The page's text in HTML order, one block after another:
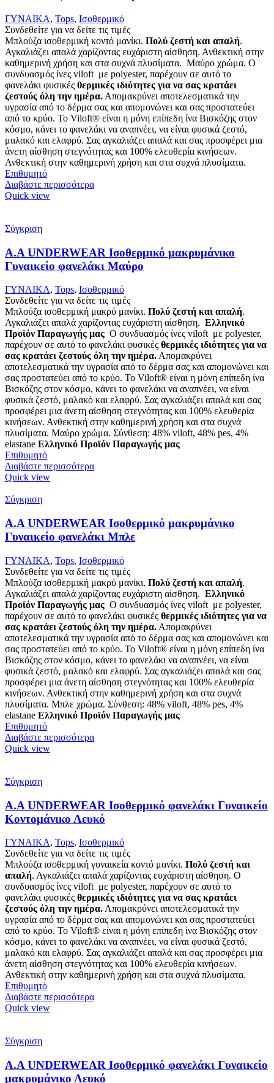
ΓΥΝΑΙΚΑ, Tops, Ισοθερμικό
Συνδεθείτε για να δείτε τις τιμές
Μπλούζα ισοθερμική κοντό μανίκι. Πολύ ζεστή και απαλή.
Αγκαλιάζει απαλά χαρίζοντας ευχάριστη αίσθηση. Ανθεκτική στην
καθημερινή χρήση και στα συχνά πλυσίματα. Μαύρο χρώμα. Ο
συνδυασμός ίνες viloft με polyester, παρέχουν σε αυτό το
φανελάκι φυσικές θερμικές ιδιότητες για να σας κρατάει
ζεστούς όλη την ημέρα. Απομακρύνει αποτελεσματικά την
υγρασία από το δέρμα σας και απομονώνει και σας προστατεύει
από το κρύο. Το Viloft® είναι η μόνη επίπεδη ίνα Βισκόζης στον
κόσμο, κάνει το φανελάκι να αναπνέει, να είναι φυσικά ζεστό,
μαλακό και ελαφρύ. Σας αγκαλιάζει απαλά και σας προσφέρει μια
άνετη αίσθηση στεγνότητας και 100% ελευθερία κινήσεων.
Ανθεκτική στην καθημερινή χρήση και στα συχνά πλυσίματα.
Επιθυμητό
Διαβάστε περισσότερα
Quick view
Σύγκριση
Α.A UNDERWEAR Ισοθερμικό μακρυμάνικο
Γυναικείο φανελάκι Μαύρο
ΓΥΝΑΙΚΑ, Tops, Ισοθερμικό
Συνδεθείτε για να δείτε τις τιμές
Μπλούζα ισοθερμική μακρύ μανίκι. Πολύ ζεστή και απαλή.
Αγκαλιάζει απαλά χαρίζοντας ευχάριστη αίσθηση. Ελληνικό
Προϊόν Παραγωγής μας Ο συνδυασμός ίνες viloft με polyester,
παρέχουν σε αυτό το φανελάκι φυσικές θερμικές ιδιότητες για να
σας κρατάει ζεστούς όλη την ημέρα. Απομακρύνει
αποτελεσματικά την υγρασία από το δέρμα σας και απομονώνει και
σας προστατεύει από το κρύο. Το Viloft® είναι η μόνη επίπεδη ίνα
Βισκόζης στον κόσμο, κάνει το φανελάκι να αναπνέει, να είναι
φυσικά ζεστό, μαλακό και ελαφρύ. Σας αγκαλιάζει απαλά και σας
προσφέρει μια άνετη αίσθηση στεγνότητας και 100% ελευθερία
κινήσεων. Ανθεκτική στην καθημερινή χρήση και στα συχνά
πλυσίματα. Μαύρο χρώμα. Σύνθεση: 48% viloft, 48% pes, 4%
elastane Ελληνικό Προϊόν Παραγωγής μας
Επιθυμητό
Διαβάστε περισσότερα
Quick view
Σύγκριση
Α.A UNDERWEAR Ισοθερμικό μακρυμάνικο
Γυναικείο φανελάκι Μπλε
ΓΥΝΑΙΚΑ, Tops, Ισοθερμικό
Συνδεθείτε για να δείτε τις τιμές
Μπλούζα ισοθερμική μακρύ μανίκι. Πολύ ζεστή και απαλή.
Αγκαλιάζει απαλά χαρίζοντας ευχάριστη αίσθηση. Ελληνικό
Προϊόν Παραγωγής μας Ο συνδυασμός ίνες viloft με polyester,
παρέχουν σε αυτό το φανελάκι φυσικές θερμικές ιδιότητες για να
σας κρατάει ζεστούς όλη την ημέρα. Απομακρύνει
αποτελεσματικά την υγρασία από το δέρμα σας και απομονώνει και
σας προστατεύει από το κρύο. Το Viloft® είναι η μόνη επίπεδη ίνα
Βισκόζης στον κόσμο, κάνει το φανελάκι να αναπνέει, να είναι
φυσικά ζεστό, μαλακό και ελαφρύ. Σας αγκαλιάζει απαλά και σας
προσφέρει μια άνετη αίσθηση στεγνότητας και 100% ελευθερία
κινήσεων. Ανθεκτική στην καθημερινή χρήση και στα συχνά
πλυσίματα. Μπλε χρώμα. Σύνθεση: 48% viloft, 48% pes, 4%
elastane Ελληνικό Προϊόν Παραγωγής μας
Επιθυμητό
Διαβάστε περισσότερα
Quick view
Σύγκριση
Α.A UNDERWEAR Ισοθερμικό φανελάκι Γυναικείο
Κοντομάνικο Λευκό
ΓΥΝΑΙΚΑ, Tops, Ισοθερμικό
Συνδεθείτε για να δείτε τις τιμές
Μπλούζα ισοθερμική γυναικεία κοντό μανίκι. Πολύ ζεστή και
απαλή. Αγκαλιάζει απαλά χαρίζοντας ευχάριστη αίσθηση. Ο
συνδυασμός ίνες viloft με polyester, παρέχουν σε αυτό το
φανελάκι φυσικές θερμικές ιδιότητες για να σας κρατάει
ζεστούς όλη την ημέρα. Απομακρύνει αποτελεσματικά την
υγρασία από το δέρμα σας και απομονώνει και σας προστατεύει
από το κρύο. Το Viloft® είναι η μόνη επίπεδη ίνα Βισκόζης στον
κόσμο, κάνει το φανελάκι να αναπνέει, να είναι φυσικά ζεστό,
μαλακό και ελαφρύ. Σας αγκαλιάζει απαλά και σας προσφέρει μια
άνετη αίσθηση στεγνότητας και 100% ελευθερία κινήσεων.
Ανθεκτική στην καθημερινή χρήση και στα συχνά πλυσίματα.
Επιθυμητό
Διαβάστε περισσότερα
Quick view
Σύγκριση
Α.A UNDERWEAR Ισοθερμικό φανελάκι Γυναικείο
μακρυμάνικο Λευκό